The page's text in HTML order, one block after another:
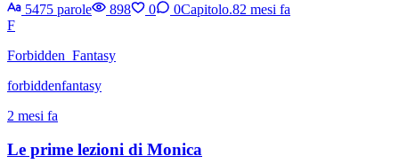
5475 parole
898 0 0Capitolo.82 mesi fa
F
Forbidden_Fantasy
forbiddenfantasy
2 mesi fa
Le prime lezioni di Monica